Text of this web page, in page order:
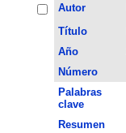
Autor
Título
Año
Número
Palabras
clave
Resumen